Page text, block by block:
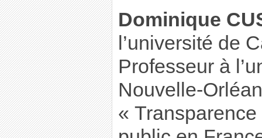
Dominique
l’université de
Professeur à
Nouvelle-
«